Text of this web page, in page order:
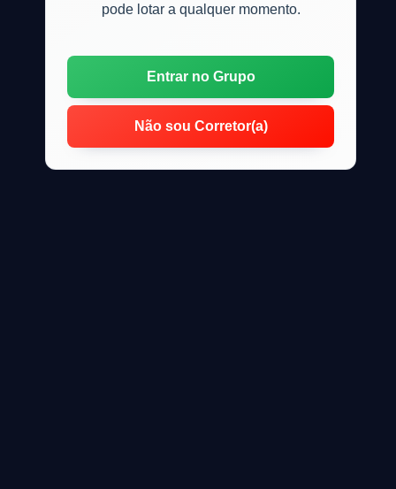
pode lotar a qualquer momento.
Entrar no Grupo
Não sou Corretor(a)